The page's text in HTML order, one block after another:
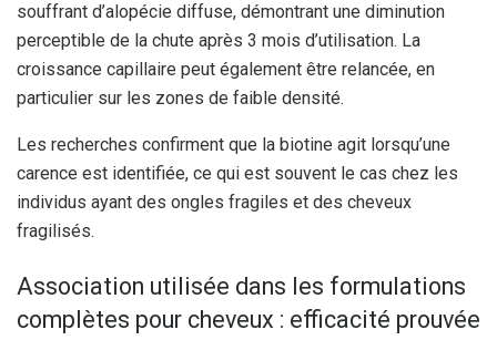
souffrant d’alopécie diffuse, démontrant une diminution
perceptible de la chute après 3 mois d’utilisation. La
croissance capillaire peut également être relancée, en
particulier sur les zones de faible densité.
Les recherches confirment que la biotine agit lorsqu’une
carence est identifiée, ce qui est souvent le cas chez les
individus ayant des ongles fragiles et des cheveux
fragilisés.
Association utilisée dans les formulations
complètes pour cheveux : efficacité prouvée